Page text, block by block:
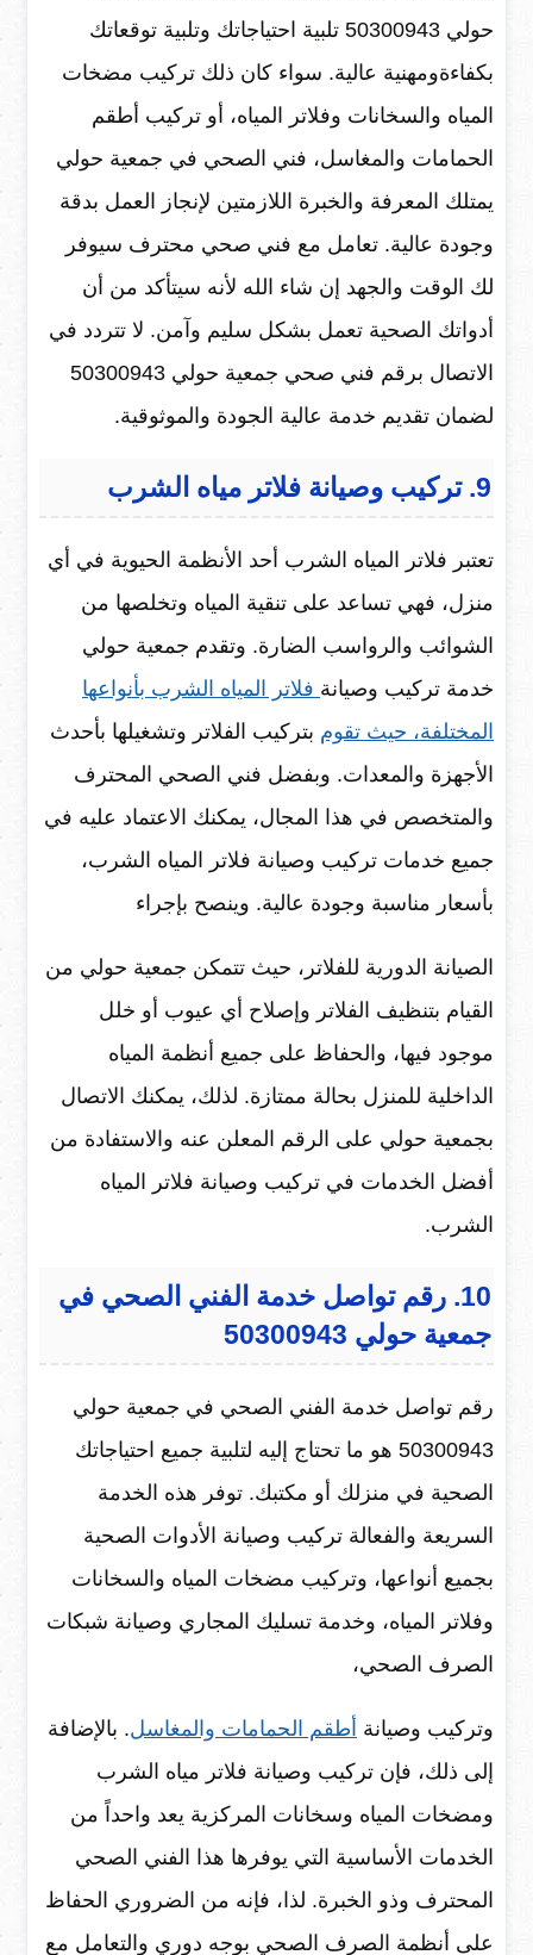
حولي 50300943 تلبية احتياجاتك وتلبية توقعاتك
بكفاءةومهنية عالية. سواء كان ذلك تركيب مضخات
المياه والسخانات وفلاتر المياه، أو تركيب أطقم
الحمامات والمغاسل، فني الصحي في جمعية حولي
يمتلك المعرفة والخبرة اللازمتين لإنجاز العمل بدقة
وجودة عالية. تعامل مع فني صحي محترف سيوفر
لك الوقت والجهد إن شاء الله لأنه سيتأكد من أن
أدواتك الصحية تعمل بشكل سليم وآمن. لا تتردد في
الاتصال برقم فني صحي جمعية حولي 50300943
لضمان تقديم خدمة عالية الجودة والموثوقية.
9. تركيب وصيانة فلاتر مياه الشرب
تعتبر فلاتر المياه الشرب أحد الأنظمة الحيوية في أي
منزل، فهي تساعد على تنقية المياه وتخلصها من
الشوائب والرواسب الضارة. وتقدم جمعية حولي
خدمة تركيب وصيانة فلاتر المياه الشرب بأنواعها
المختلفة، حيث تقوم بتركيب الفلاتر وتشغيلها بأحدث
الأجهزة والمعدات. وبفضل فني الصحي المحترف
والمتخصص في هذا المجال، يمكنك الاعتماد عليه في
جميع خدمات تركيب وصيانة فلاتر المياه الشرب،
بأسعار مناسبة وجودة عالية. وينصح بإجراء
الصيانة الدورية للفلاتر، حيث تتمكن جمعية حولي من
القيام بتنظيف الفلاتر وإصلاح أي عيوب أو خلل
موجود فيها، والحفاظ على جميع أنظمة المياه
الداخلية للمنزل بحالة ممتازة. لذلك، يمكنك الاتصال
بجمعية حولي على الرقم المعلن عنه والاستفادة من
أفضل الخدمات في تركيب وصيانة فلاتر المياه
الشرب.
10. رقم تواصل خدمة الفني الصحي في
جمعية حولي 50300943
رقم تواصل خدمة الفني الصحي في جمعية حولي
50300943 هو ما تحتاج إليه لتلبية جميع احتياجاتك
الصحية في منزلك أو مكتبك. توفر هذه الخدمة
السريعة والفعالة تركيب وصيانة الأدوات الصحية
بجميع أنواعها، وتركيب مضخات المياه والسخانات
وفلاتر المياه، وخدمة تسليك المجاري وصيانة شبكات
الصرف الصحي،
وتركيب وصيانة أطقم الحمامات والمغاسل. بالإضافة
إلى ذلك، فإن تركيب وصيانة فلاتر مياه الشرب
ومضخات المياه وسخانات المركزية يعد واحداً من
الخدمات الأساسية التي يوفرها هذا الفني الصحي
المحترف وذو الخبرة. لذا، فإنه من الضروري الحفاظ
على أنظمة الصرف الصحي بوجه دوري والتعامل مع